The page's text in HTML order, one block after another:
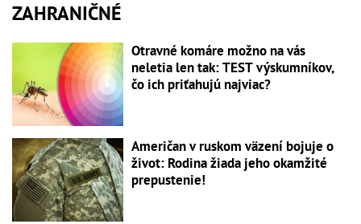
ZAHRANIČNÉ
Otravné komáre možno na vás
neletia len tak: TEST výskumníkov,
čo ich priťahujú najviac?
Američan v ruskom väzení bojuje o
život: Rodina žiada jeho okamžité
prepustenie!